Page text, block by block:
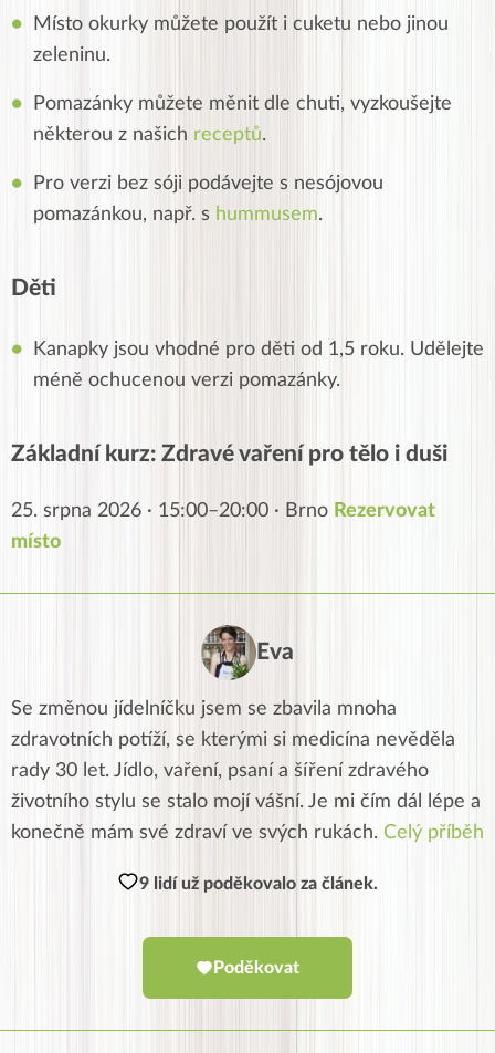
Místo okurky můžete použít i cuketu nebo jinou
zeleninu.
Pomazánky můžete měnit dle chuti, vyzkoušejte
některou z našich receptů.
Pro verzi bez sóji podávejte s nesójovou
pomazánkou, např. s hummusem.
Děti
Kanapky jsou vhodné pro děti od 1,5 roku. Udělejte
méně ochucenou verzi pomazánky.
Základní kurz: Zdravé vaření pro tělo i duši
25. srpna 2026 · 15:00–20:00 · Brno Rezervovat
místo
Eva
Se změnou jídelníčku jsem se zbavila mnoha
zdravotních potíží, se kterými si medicína nevěděla
rady 30 let. Jídlo, vaření, psaní a šíření zdravého
životního stylu se stalo mojí vášní. Je mi čím dál lépe a
konečně mám své zdraví ve svých rukách. Celý příběh
9 lidí už poděkovalo za článek.
Poděkovat